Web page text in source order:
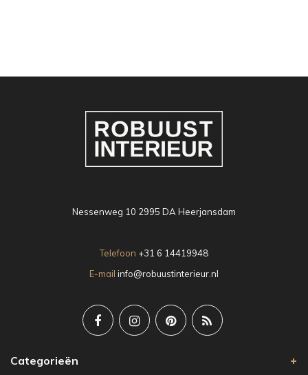
Nessenweg 10 2995 DA Heerjansdam
Telefoon +31 6 14419948
E-mail info@robuustinterieur.nl
Categorieën